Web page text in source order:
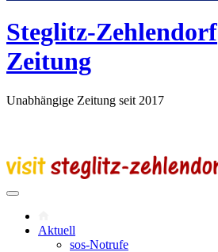
Steglitz-Zehlendorf
Zeitung
Unabhängige Zeitung seit 2017
Aktuell
sos-Notrufe